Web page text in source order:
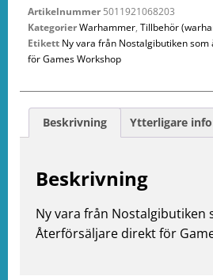
Artikelnummer 5011921068203
KategorierWarhammer, Tillbehör
Etikett Ny vara från Nostalgibutiken
för Games Workshop
Beskrivning Ytterligare
Beskrivning
Ny vara från Nostalgibutiken
Återförsäljare direkt för